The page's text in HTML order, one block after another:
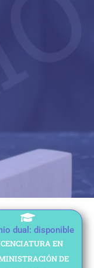
dual: disponible
EN
DE